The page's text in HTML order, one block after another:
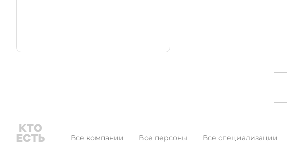
Все компании Все персоны Все специализации